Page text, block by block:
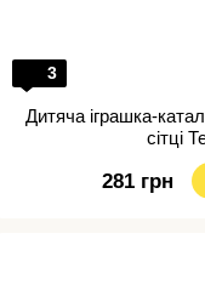
3
Дитяча іграшка-
сітці
281 грн